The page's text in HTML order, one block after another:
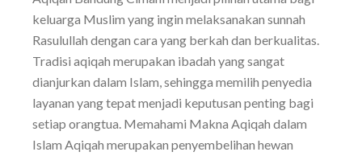
keluarga Muslim yang ingin melaksanakan sunnah
Rasulullah dengan cara yang berkah dan berkualitas.
Tradisi aqiqah merupakan ibadah yang sangat
dianjurkan dalam Islam, sehingga memilih penyedia
layanan yang tepat menjadi keputusan penting bagi
setiap orangtua. Memahami Makna Aqiqah dalam
Islam Aqiqah merupakan penyembelihan hewan